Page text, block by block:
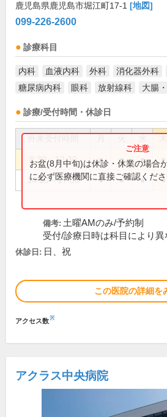
鹿児島県鹿児島市堀江町17-1 [地図]
099-226-2600
診療科目
内科 血液内科 外科 消化器外科
糖尿病内科
眼科 放射線科 大腸
診療/受付時間・休診日
8:30～12:30 ● ● ● ●
14:00～17:30 ● ● ● ●
お盆(8月中旬)は休診・休業の場合
に必ず医療機関に直接ご確認くださ
備考: 土曜AMのみ/予約制
受付/診療日時は科目により異
休診日: 日、祝
この医院の詳細を
アクセス数※
アクラス中央病院